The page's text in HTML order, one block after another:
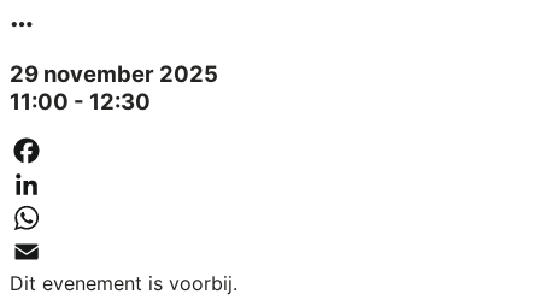
…
29 november 2025
11:00 - 12:30
Facebook
LinkedIn
WhatsApp
Email
Dit evenement is voorbij.